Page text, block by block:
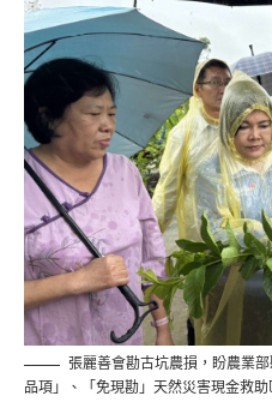
張麗善會勘古坑農損，盼農業
品項」、「免現勘」天然災害現金救助